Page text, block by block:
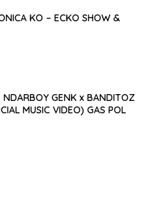
KO – ECKO SHOW &
NDARBOY GENK x BANDITOZ
MUSIC VIDEO) GAS POL